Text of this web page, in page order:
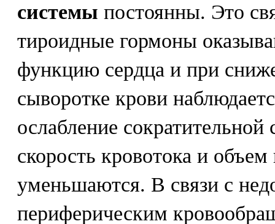
системы постоянны. Это
тироидные гормоны
функцию сердца и при
сыворотке крови
ослабление
скорость кровотока и
уменьшаются. В связи с
периферическим